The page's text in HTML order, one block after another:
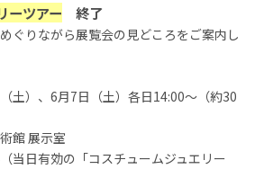
ーツアー 終了
ぐりながら展覧会の見どころをご案内し
土）、6月7日（土）各日14:00～（約30
館 展示室
当日有効の「コスチュームジュエリー